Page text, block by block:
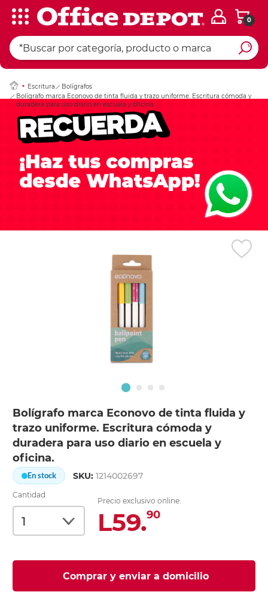
0
Escritura
Bolígrafos
Bolígrafo marca Econovo de tinta fluida y trazo uniforme. Escritura cómoda y
duradera para uso diario en escuela y oficina.
Bolígrafo marca Econovo de tinta fluida y
trazo uniforme. Escritura cómoda y
duradera para uso diario en escuela y
oficina.
En stock SKU:1214002697
Cantidad
Precio exclusivo online:
L59.90
Comprar y enviar a domicilio
Ingresar Codigo